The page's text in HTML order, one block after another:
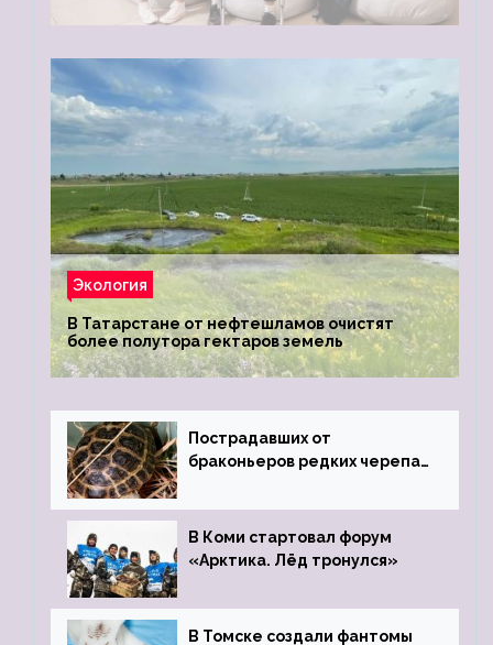
Экология
В Татарстане от нефтешламов очистят
более полутора гектаров земель
Пострадавших от
браконьеров редких черепах
зоопарк
В Коми стартовал форум
«Арктика. Лёд тронулся»
В Томске создали фантомы